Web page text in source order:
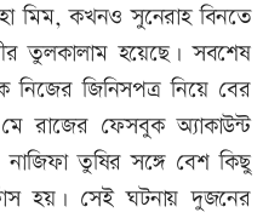
মিম, কখনও সুনেরাহ বিনতে
তুলকালাম হয়েছে। সবশেষ
জিনিসপত্র নিয়ে বের
ফেসবুক অ্যাকাউন্ট
তুষির সঙ্গে বেশ কিছু
হয়। সেই ঘটনায় দুজনের